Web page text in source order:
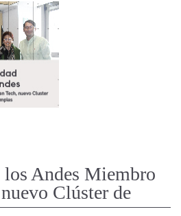
Andes Miembro
Clúster de